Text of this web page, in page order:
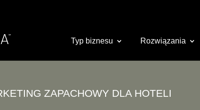
Typ biznesu Rozwiązania
ZAPACHOWY DLA HOTELI